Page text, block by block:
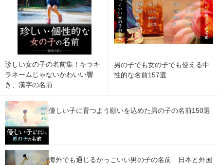
珍しい女の子の名前集！キラキ
ラネームじゃないかわいい響
き、漢字の名前
男の子でも女の子でも使える中
性的な名前157選
優しい子に育つよう願いを込めた男の子の名前150選
海外でも通じるかっこいい男の子の名前 日本と外国